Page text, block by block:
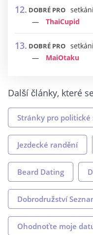
DOBRÉ PRO
ThaiCupid
DOBRÉ PRO
MaiOtaku
Další články, které
Stránky pro politické
Jezdecké randění
Beard Dating
Dobrodružství
Ohodnoťte moje